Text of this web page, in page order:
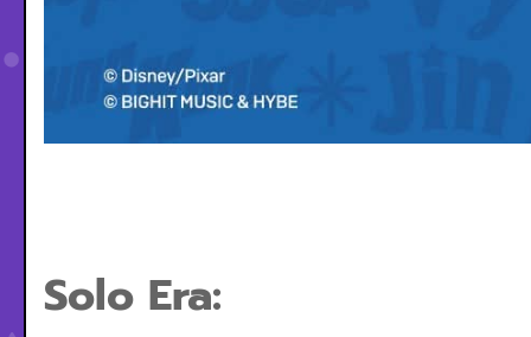
Solo Era: